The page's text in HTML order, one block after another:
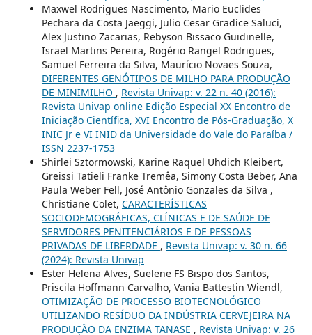
Maxwel Rodrigues Nascimento, Mario Euclides
Pechara da Costa Jaeggi, Julio Cesar Gradice Saluci,
Alex Justino Zacarias, Rebyson Bissaco Guidinelle,
Israel Martins Pereira, Rogério Rangel Rodrigues,
Samuel Ferreira da Silva, Maurício Novaes Souza,
DIFERENTES GENÓTIPOS DE MILHO PARA PRODUÇÃO
DE MINIMILHO , Revista Univap: v. 22 n. 40 (2016):
Revista Univap online Edição Especial XX Encontro de
Iniciação Científica, XVI Encontro de Pós-Graduação, X
INIC Jr e VI INID da Universidade do Vale do Paraíba /
ISSN 2237-1753
Shirlei Sztormowski, Karine Raquel Uhdich Kleibert,
Greissi Tatieli Franke Tremêa, Simony Costa Beber, Ana
Paula Weber Fell, José Antônio Gonzales da Silva ,
Christiane Colet, CARACTERÍSTICAS
SOCIODEMOGRÁFICAS, CLÍNICAS E DE SAÚDE DE
SERVIDORES PENITENCIÁRIOS E DE PESSOAS
PRIVADAS DE LIBERDADE , Revista Univap: v. 30 n. 66
(2024): Revista Univap
Ester Helena Alves, Suelene FS Bispo dos Santos,
Priscila Hoffmann Carvalho, Vania Battestin Wiendl,
OTIMIZAÇÃO DE PROCESSO BIOTECNOLÓGICO
UTILIZANDO RESÍDUO DA INDÚSTRIA CERVEJEIRA NA
PRODUÇÃO DA ENZIMA TANASE , Revista Univap: v. 26